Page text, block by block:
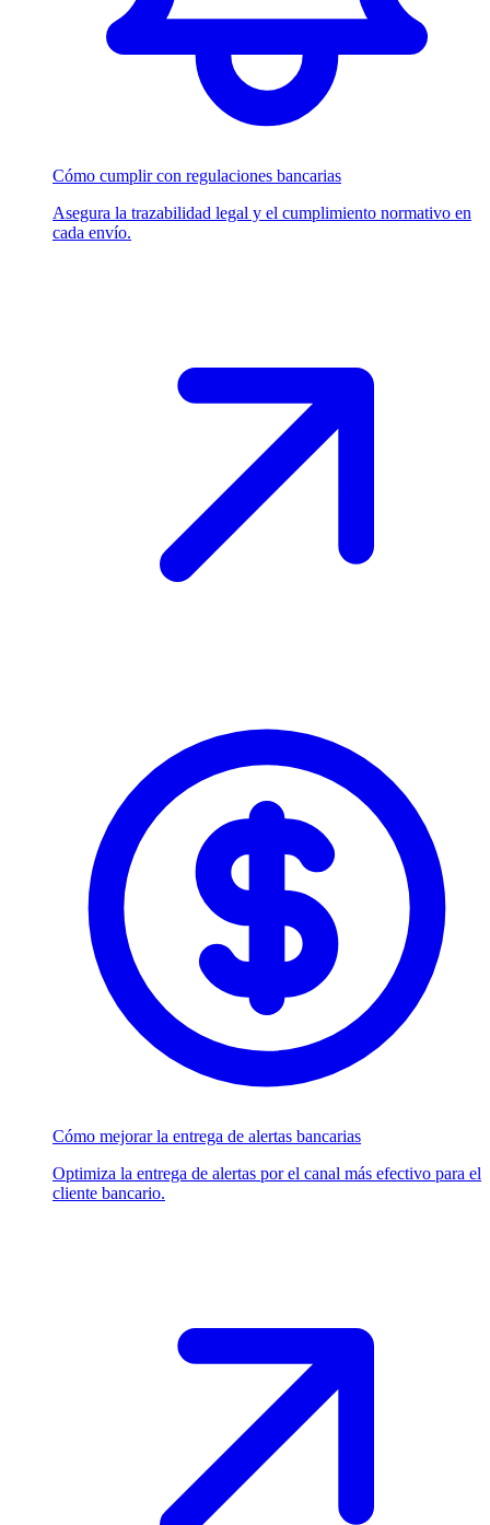
Cómo cumplir con regulaciones bancarias
Asegura la trazabilidad legal y el cumplimiento normativo en
cada envío.
Cómo mejorar la entrega de alertas bancarias
Optimiza la entrega de alertas por el canal más efectivo para el
cliente bancario.